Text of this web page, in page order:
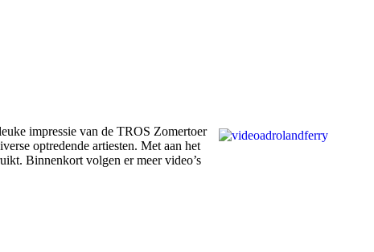
impressie van de TROS Zomertoer
optredende artiesten. Met aan het
Binnenkort volgen er meer video’s